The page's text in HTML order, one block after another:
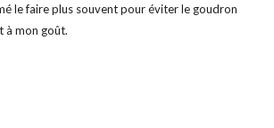
le faire plus souvent pour éviter le goudron
à mon goût.